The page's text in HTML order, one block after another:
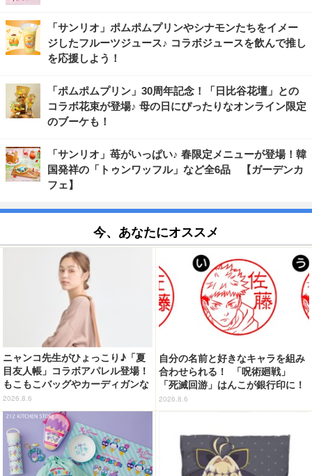
「サンリオ」ポムポムプリンやシナモンたちをイメー
ジしたフルーツジュース♪ コラボジュースを飲んで推し
を応援しよう！
「ポムポムプリン」30周年記念！「日比谷花壇」との
コラボ花束が登場♪ 母の日にぴったりなオンライン限定
のブーケも！
「サンリオ」苺がいっぱい♪ 春限定メニューが登場！韓
国発祥の「トゥンワッフル」など全6品 【ガーデンカ
フェ】
今、あなたにオススメ
ニャンコ先生がひょっこり♪「夏
目友人帳」コラボアパレル登場！
もこもこバッグやカーディガンな
ど全8型
2026.8.6
自分の名前と好きなキャラを組み
合わせられる！ 「呪術廻戦」
「死滅回游」はんこが銀行印に！
虎杖悠仁、乙骨憂太ら16キャラ追
加で全104種
2026.8.6